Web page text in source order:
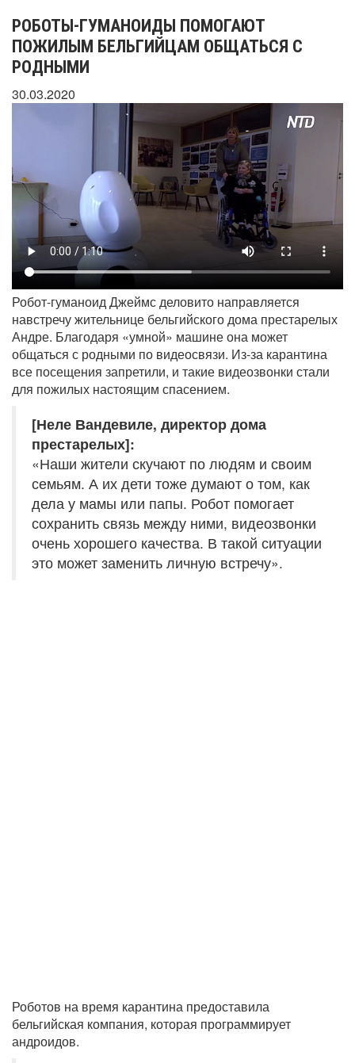
РОБОТЫ-ГУМАНОИДЫ ПОМОГАЮТ
ПОЖИЛЫМ БЕЛЬГИЙЦАМ ОБЩАТЬСЯ С
РОДНЫМИ
30.03.2020
Робот-гуманоид Джеймс деловито направляется
навстречу жительнице бельгийского дома престарелых
Андре. Благодаря «умной» машине она может
общаться с родными по видеосвязи. Из-за карантина
все посещения запретили, и такие видеозвонки стали
для пожилых настоящим спасением.
[Неле Вандевиле, директор дома
престарелых]:
«Наши жители скучают по людям и своим
семьям. А их дети тоже думают о том, как
дела у мамы или папы. Робот помогает
сохранить связь между ними, видеозвонки
очень хорошего качества. В такой ситуации
это может заменить личную встречу».
Роботов на время карантина предоставила
бельгийская компания, которая программирует
андроидов.